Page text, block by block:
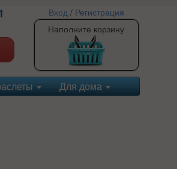
Вход/ Регистрация
Наполните корзину
Для дома